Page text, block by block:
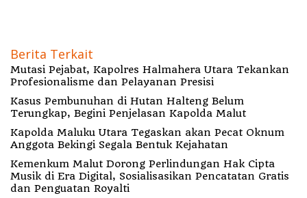
Berita Terkait
Mutasi Pejabat, Kapolres Halmahera Utara Tekankan
Profesionalisme dan Pelayanan Presisi
Kasus Pembunuhan di Hutan Halteng Belum
Terungkap, Begini Penjelasan Kapolda Malut
Kapolda Maluku Utara Tegaskan akan Pecat Oknum
Anggota Bekingi Segala Bentuk Kejahatan
Kemenkum Malut Dorong Perlindungan Hak Cipta
Musik di Era Digital, Sosialisasikan Pencatatan Gratis
dan Penguatan Royalti